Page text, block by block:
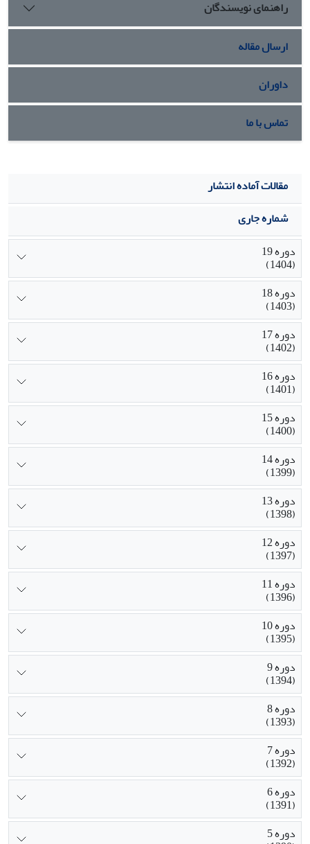
راهنمای نویسندگان
ارسال مقاله
داوران
تماس با ما
مقالات آماده انتشار
شماره جاری
دوره 19
(1404)
دوره 18
(1403)
دوره 17
(1402)
دوره 16
(1401)
دوره 15
(1400)
دوره 14
(1399)
دوره 13
(1398)
دوره 12
(1397)
دوره 11
(1396)
دوره 10
(1395)
دوره 9
(1394)
دوره 8
(1393)
دوره 7
(1392)
دوره 6
(1391)
دوره 5